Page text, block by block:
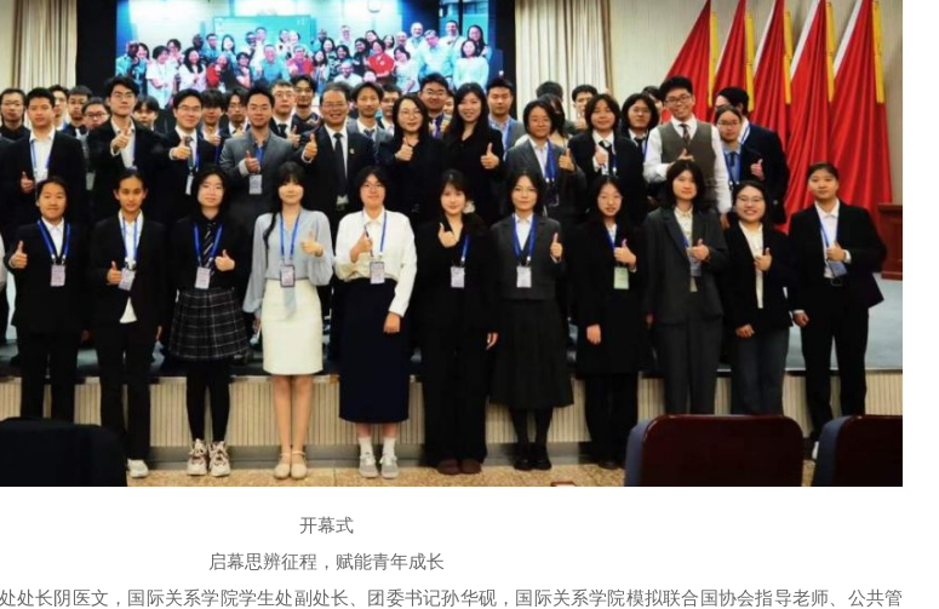
开幕式
启幕思辨征程，赋能青年成长
处长阴医文，国际关系学院学生处副处长、团委书记孙华砚，国际关系学院模拟联合国协会指导老师、公共管